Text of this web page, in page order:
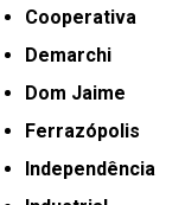
Cooperativa
Demarchi
Dom Jaime
Ferrazópolis
Independência